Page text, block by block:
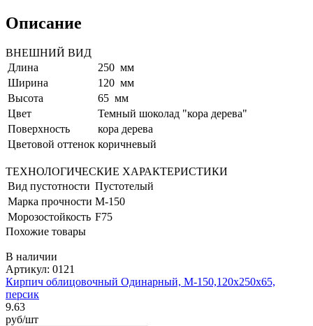
Описание
ВНЕШНИЙ ВИД
Длина
250 мм
Ширина
120 мм
Высота
65 мм
Цвет
Темный шоколад "кора дерева"
Поверхность
кора дерева
Цветовой оттенок коричневый
ТЕХНОЛОГИЧЕСКИЕ ХАРАКТЕРИСТИКИ
Вид пустотности Пустотелый
Марка прочности М-150
Морозостойкость F75
Похожие товары
В наличии
Артикул: 0121
Кирпич облицовочный Одинарный, М-150,120x250x65,
персик
9.63
руб/шт